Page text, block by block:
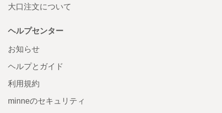
大口注文について
ヘルプセンター
お知らせ
ヘルプとガイド
利用規約
minneのセキュリティ